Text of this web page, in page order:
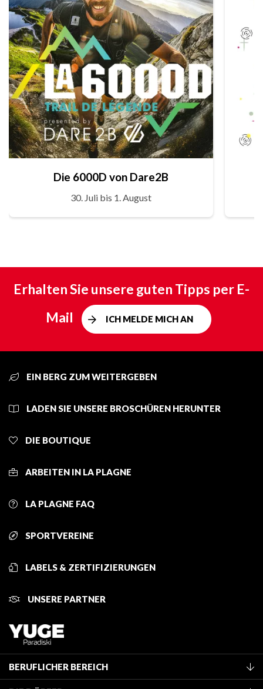
Die 6000D von Dare2B
30. Juli bis 1. August
Erhalten Sie unsere guten Tipps per E-
Mail
ICH MELDE MICH AN
EIN BERG ZUM WEITERGEBEN
LADEN SIE UNSERE BROSCHÜREN HERUNTER
DIE BOUTIQUE
ARBEITEN IN LA PLAGNE
LA PLAGNE FAQ
SPORTVEREINE
LABELS & ZERTIFIZIERUNGEN
UNSERE PARTNER
BERUFLICHER BEREICH
Mitglied des Fremdenverkehrsamtes werden